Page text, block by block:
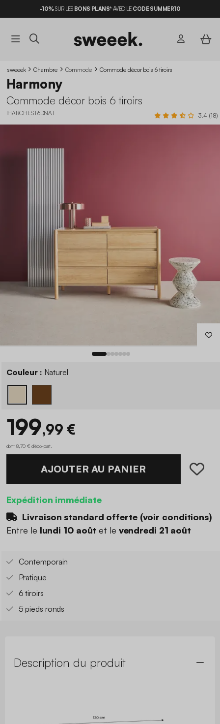
-10%SUR LES BONS PLANS*AVEC LE CODE SUMMER10
sweeek Chambre Commode Commode décor bois 6 tiroirs
Harmony
Commode décor bois 6 tiroirs
IHARCHEST6DNAT 3.4 (18)
Couleur : Naturel
199,99 €
dont 8,70 € d'éco-part
AJOUTER AU PANIER
Expédition immédiate
Livraison standard offerte (voir conditions)
Entre le lundi 10 août et le vendredi 21 août
Contemporain
Pratique
6 tiroirs
5 pieds ronds
Description du produit